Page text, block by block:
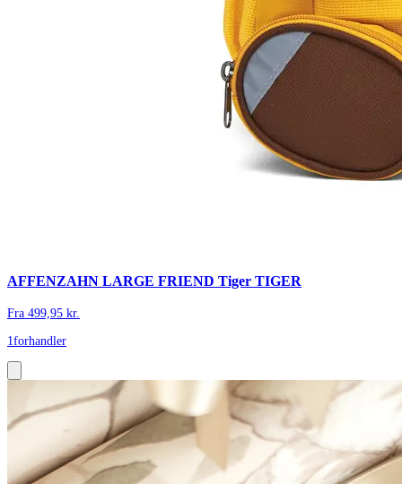
AFFENZAHN LARGE FRIEND Tiger TIGER
Fra 499,95 kr.
1forhandler